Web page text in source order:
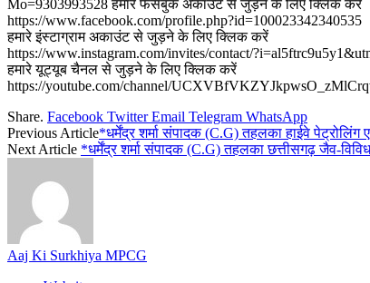
Mo=9303993528 हमारे फेसबुक अकाउंट से जुड़ने के लिए क्लिक करें
https://www.facebook.com/profile.php?id=100023342340535
हमारे इंस्टाग्राम अकाउंट से जुड़ने के लिए क्लिक करें
https://www.instagram.com/invites/contact/
हमारे यूट्यूब चैनल से जुड़ने के लिए क्लिक करें
https://youtube.com/channel/
Share. Facebook Twitter Email Telegram WhatsApp
Previous Article*धर्मेंद्र शर्मा संपादक (C.G) तहलका हाईवे
Next Article *धर्मेंद्र शर्मा संपादक (C.G) तहलका छत्तीसगढ़ जैव-
Aaj Ki Surkhiya MPCG